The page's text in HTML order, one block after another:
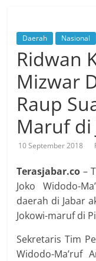
Daerah Nasional
Ridwan
Mizwar
Raup
Maruf di
10 September 2018
Terasjabar.co –
Joko Widodo-
daerah di Jabar
Jokowi-maruf di
Sekretaris Tim
Widodo-Ma’ruf